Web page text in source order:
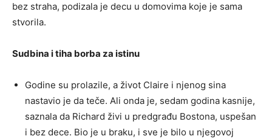
bez straha, podizala je decu u domovima koje je sama
stvorila.
Sudbina i tiha borba za istinu
Godine su prolazile, a život Claire i njenog sina
nastavio je da teče. Ali onda je, sedam godina kasnije,
saznala da Richard živi u predgrađu Bostona, uspešan
i bez dece. Bio je u braku, i sve je bilo u njegovoj